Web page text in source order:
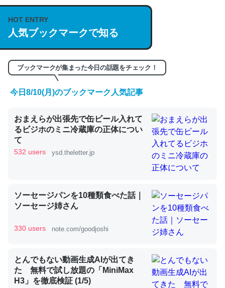
説してる記事が少ないので貴重な良記事。/続編来た
https://isobe324649.hatenablog.com/entry/2023/03/27
/064121
─GPTの仕組みと限界についての考察（１） - conceptualization
くらい。小説でいう「ずっと前の伏線」は回収されないけ
ど、短期記憶というには多い分量。進化すればするほど分
─GPTの仕組みと限界についての考察（１） - conceptualization
昆虫ってカルシウム少ないのか。知らんかった。調べたら
コオロギのカルシウム分はエビの600分の1程度。
いのか」に関する新仮説
HOT ENTRY
人気ブックマークで知る
ブックマークが集まった今日の話題をチェック！
今日8/10(月)のブックマーク人気記事
おまえらが出張先で缶ビール入れて
るビジホのミニ冷蔵庫の正体につい
て
532 users ysd.theletter.jp
ソーセージパンを10種類食べた話｜
ソーセージ姉さん
330 users note.com/goodjoshi
とんでもない動画生成AIが出てき
た 無料で試し放題の「MiniMax
H3」を徹底検証 (1/5)